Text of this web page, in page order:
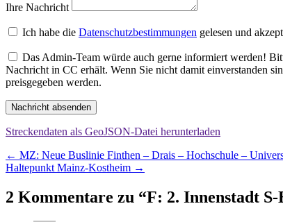
Ihre Nachricht
Ich habe die Datenschutzbestimmungen gelesen und
Das Admin-Team würde auch gerne informiert werden!
Nachricht in CC erhält. Wenn Sie nicht damit einverstanden
preisgegeben werden.
Nachricht absenden
Streckendaten als GeoJSON-Datei herunterladen
Beitragsnavigation
← MZ: Neue Buslinie Finthen – Drais – Hochschule –
Haltepunkt Mainz-Kostheim →
2 Kommentare zu “F: 2. Innenstadt